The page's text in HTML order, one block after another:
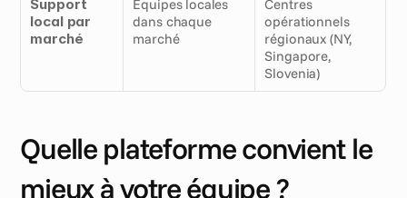
Support
local par
marché
Équipes locales
dans chaque
marché
Centres
opérationnels
régionaux (NY,
Singapore,
Slovenia)
Quelle plateforme convient le
mieux à votre équipe ?